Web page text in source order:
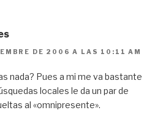
DE 2006 A LAS 10:11 AM
nada? Pues a mi me va bastante
locales le da un par de
al «omnipresente».